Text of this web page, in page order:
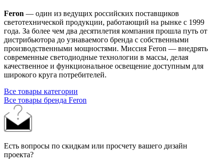
Feron — один из ведущих российских поставщиков
светотехнической продукции, работающий на рынке с 1999
года. За более чем два десятилетия компания прошла путь от
дистрибьютора до узнаваемого бренда с собственными
производственными мощностями. Миссия Feron — внедрять
современные светодиодные технологии в массы, делая
качественное и функциональное освещение доступным для
широкого круга потребителей.
Все товары категории
Все товары бренда Feron
Есть вопросы по скидкам или просчету вашего дизайн
проекта?